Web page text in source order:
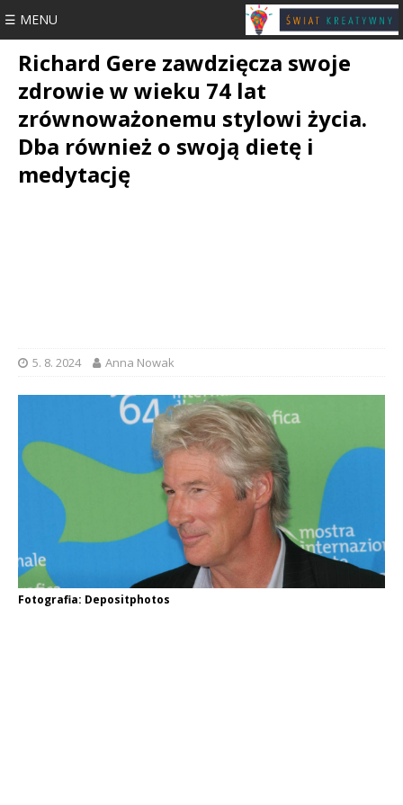
☰ MENU
Richard Gere zawdzięcza swoje
zdrowie w wieku 74 lat
zrównoważonemu stylowi życia.
Dba również o swoją dietę i
medytację
5. 8. 2024 Anna Nowak
Fotografia: Depositphotos